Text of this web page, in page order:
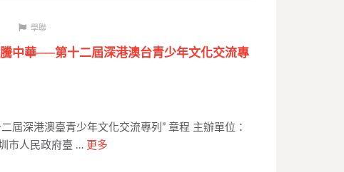
學聯
騰中華──第十二屆深港澳台青少年文化交流專
屆深港澳臺青少年文化交流專列” 章程 主辦單位：
市人民政府臺 … 更多